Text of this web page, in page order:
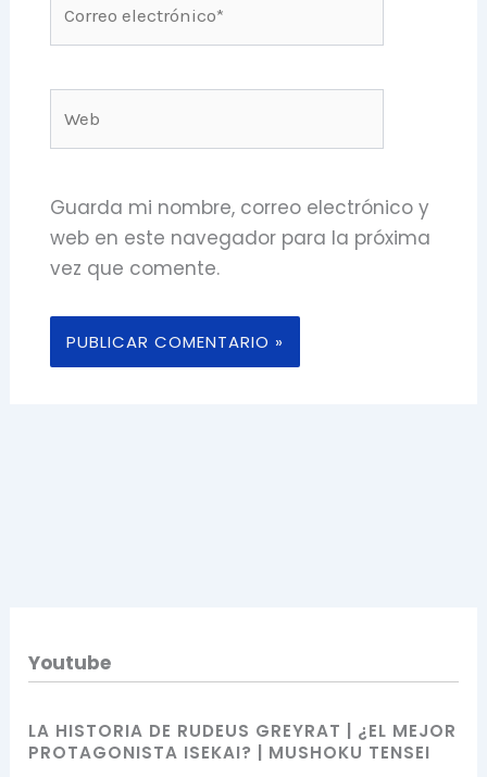
electrónico*
Guarda mi nombre, correo electrónico y
web en este navegador para la próxima
vez que comente.
Youtube
LA HISTORIA DE RUDEUS GREYRAT | ¿EL MEJOR
PROTAGONISTA ISEKAI? | MUSHOKU TENSEI